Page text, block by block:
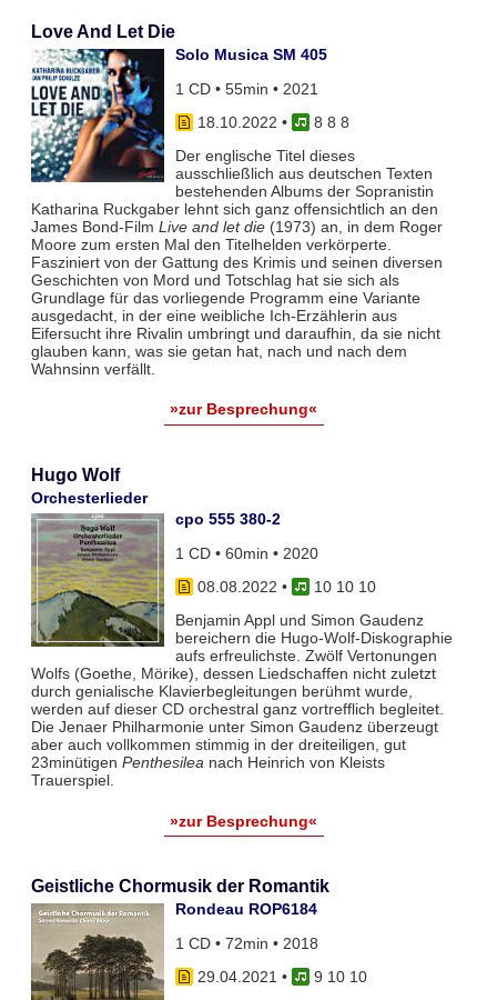
Love And Let Die
Solo Musica SM 405
1 CD • 55min • 2021
18.10.2022 •
8 8 8
Der englische Titel dieses
ausschließlich aus deutschen Texten
bestehenden Albums der Sopranistin
Katharina Ruckgaber lehnt sich ganz offensichtlich an den
James Bond-Film Live and let die(1973) an, in dem Roger
Moore zum ersten Mal den Titelhelden verkörperte.
Fasziniert von der Gattung des Krimis und seinen diversen
Geschichten von Mord und Totschlag hat sie sich als
Grundlage für das vorliegende Programm eine Variante
ausgedacht, in der eine weibliche Ich-Erzählerin aus
Eifersucht ihre Rivalin umbringt und daraufhin, da sie nicht
glauben kann, was sie getan hat, nach und nach dem
Wahnsinn verfällt.
»zur Besprechung«
Hugo Wolf
Orchesterlieder
cpo 555 380-2
1 CD • 60min • 2020
08.08.2022 •
10 10 10
Benjamin Appl und Simon Gaudenz
bereichern die Hugo-Wolf-Diskographie
aufs erfreulichste. Zwölf Vertonungen
Wolfs (Goethe, Mörike), dessen Liedschaffen nicht zuletzt
durch genialische Klavierbegleitungen berühmt wurde,
werden auf dieser CD orchestral ganz vortrefflich begleitet.
Die Jenaer Philharmonie unter Simon Gaudenz überzeugt
aber auch vollkommen stimmig in der dreiteiligen, gut
23minütigen Penthesileanach Heinrich von Kleists
Trauerspiel.
»zur Besprechung«
Geistliche Chormusik der Romantik
Rondeau ROP6184
1 CD • 72min • 2018
29.04.2021 •
9 10 10